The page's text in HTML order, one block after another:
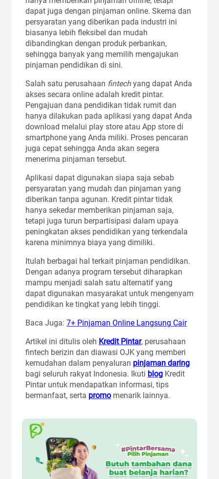
dapat juga dengan pinjaman online. Skema dan
persyaratan yang diberikan pada industri ini
biasanya lebih fleksibel dan mudah
dibandingkan dengan produk perbankan,
sehingga banyak yang memilih mengajukan
pinjaman pendidikan di sini.
Salah satu perusahaan fintechyang dapat Anda
akses secara online adalah kredit pintar.
Pengajuan dana pendidikan tidak rumit dan
hanya dilakukan pada aplikasi yang dapat Anda
download melalui play store atau App store di
smartphone yang Anda miliki. Proses pencaran
juga cepat sehingga Anda akan segera
menerima pinjaman tersebut.
Aplikasi dapat digunakan siapa saja sebab
persyaratan yang mudah dan pinjaman yang
diberikan tanpa agunan. Kredit pintar tidak
hanya sekedar memberikan pinjaman saja,
tetapi juga turun berpartisipasi dalam upaya
peningkatan akses pendidikan yang terkendala
karena minimnya biaya yang dimiliki.
Itulah berbagai hal terkait pinjaman pendidikan.
Dengan adanya program tersebut diharapkan
mampu menjadi salah satu alternatif yang
dapat digunakan masyarakat untuk mengenyam
pendidikan ke tingkat yang lebih tinggi.
Baca Juga: 7+ Pinjaman Online Langsung Cair
Artikel ini ditulis oleh Kredit Pintar, perusahaan
fintech berizin dan diawasi OJK yang memberi
kemudahan dalam penyaluran pinjaman daring
bagi seluruh rakyat Indonesia. Ikuti blog Kredit
Pintar untuk mendapatkan informasi, tips
bermanfaat, serta promo menarik lainnya.